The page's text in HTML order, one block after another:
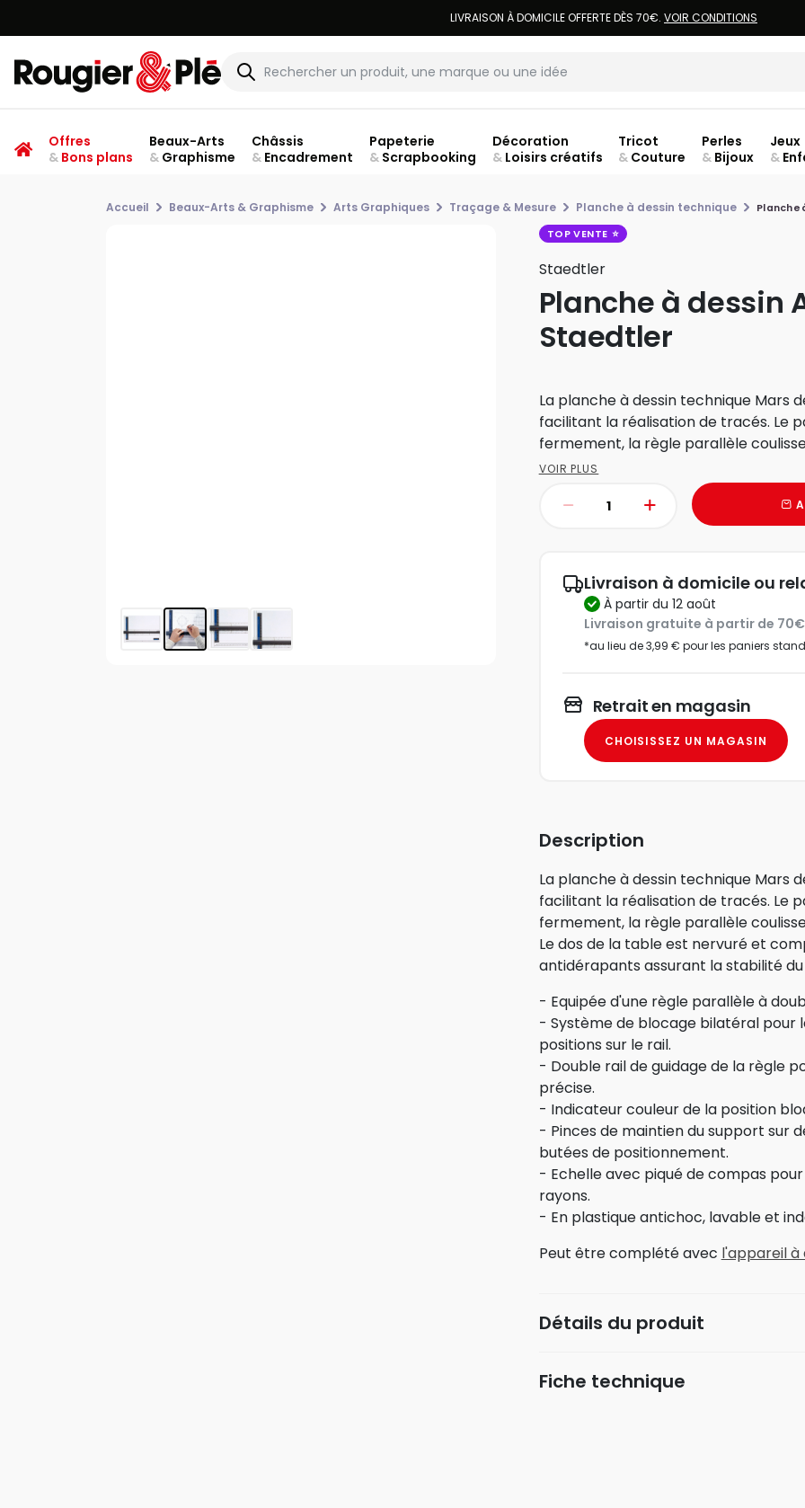
LIVRAISON À DOMICILE OFFERTE DÈS 70€. VOIR CONDITIONS
Offres
&Bons plans
Beaux-Arts
&Graphisme
Châssis
&Encadrement
Papeterie
&Scrapbooking
Décoration
&Loisirs créatifs
Tricot
& Couture
Perles
& Bijoux
Jeux
&
Accueil Beaux-Arts & Graphisme Arts Graphiques Traçage & Mesure Planche à dessin technique Planche
TOP VENTE
Staedtler
Planche à dessin
Staedtler
La planche à dessin technique Mars
facilitant la réalisation de tracés. Le
fermement, la règle parallèle
VOIR PLUS
Livraison à domicile ou
à partir du 12 août
Livraison gratuite à partir de
*au lieu de 3,99 € pour les paniers
Retrait en magasin
CHOISISSEZ UN MAGASIN
Description
La planche à dessin technique Mars
facilitant la réalisation de tracés. Le
fermement, la règle parallèle
Le dos de la table est nervuré et
antidérapants assurant la stabilité
- Equipée d'une règle parallèle à
- Système de blocage bilatéral pour
positions sur le rail.
- Double rail de guidage de la règle
précise.
- Indicateur couleur de la position
- Pinces de maintien du support sur
butées de positionnement.
- Echelle avec piqué de compas
rayons.
- En plastique antichoc, lavable et
Peut être complété avec l'appareil à
Détails du produit
Fiche technique